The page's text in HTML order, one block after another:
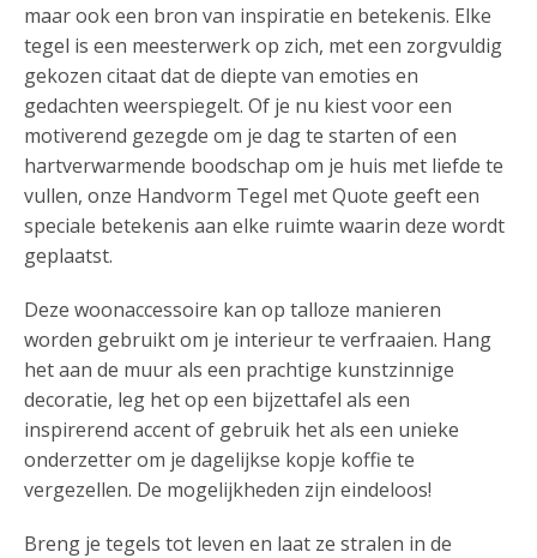
maar ook een bron van inspiratie en betekenis. Elke
tegel is een meesterwerk op zich, met een zorgvuldig
gekozen citaat dat de diepte van emoties en
gedachten weerspiegelt. Of je nu kiest voor een
motiverend gezegde om je dag te starten of een
hartverwarmende boodschap om je huis met liefde te
vullen, onze Handvorm Tegel met Quote geeft een
speciale betekenis aan elke ruimte waarin deze wordt
geplaatst.
Deze woonaccessoire kan op talloze manieren
worden gebruikt om je interieur te verfraaien. Hang
het aan de muur als een prachtige kunstzinnige
decoratie, leg het op een bijzettafel als een
inspirerend accent of gebruik het als een unieke
onderzetter om je dagelijkse kopje koffie te
vergezellen. De mogelijkheden zijn eindeloos!
Breng je tegels tot leven en laat ze stralen in de